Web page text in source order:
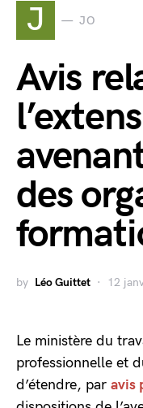
J JO
Avis
des
by Léo Guittet 12
Le ministère du
professionnelle et
d’étendre, par avis